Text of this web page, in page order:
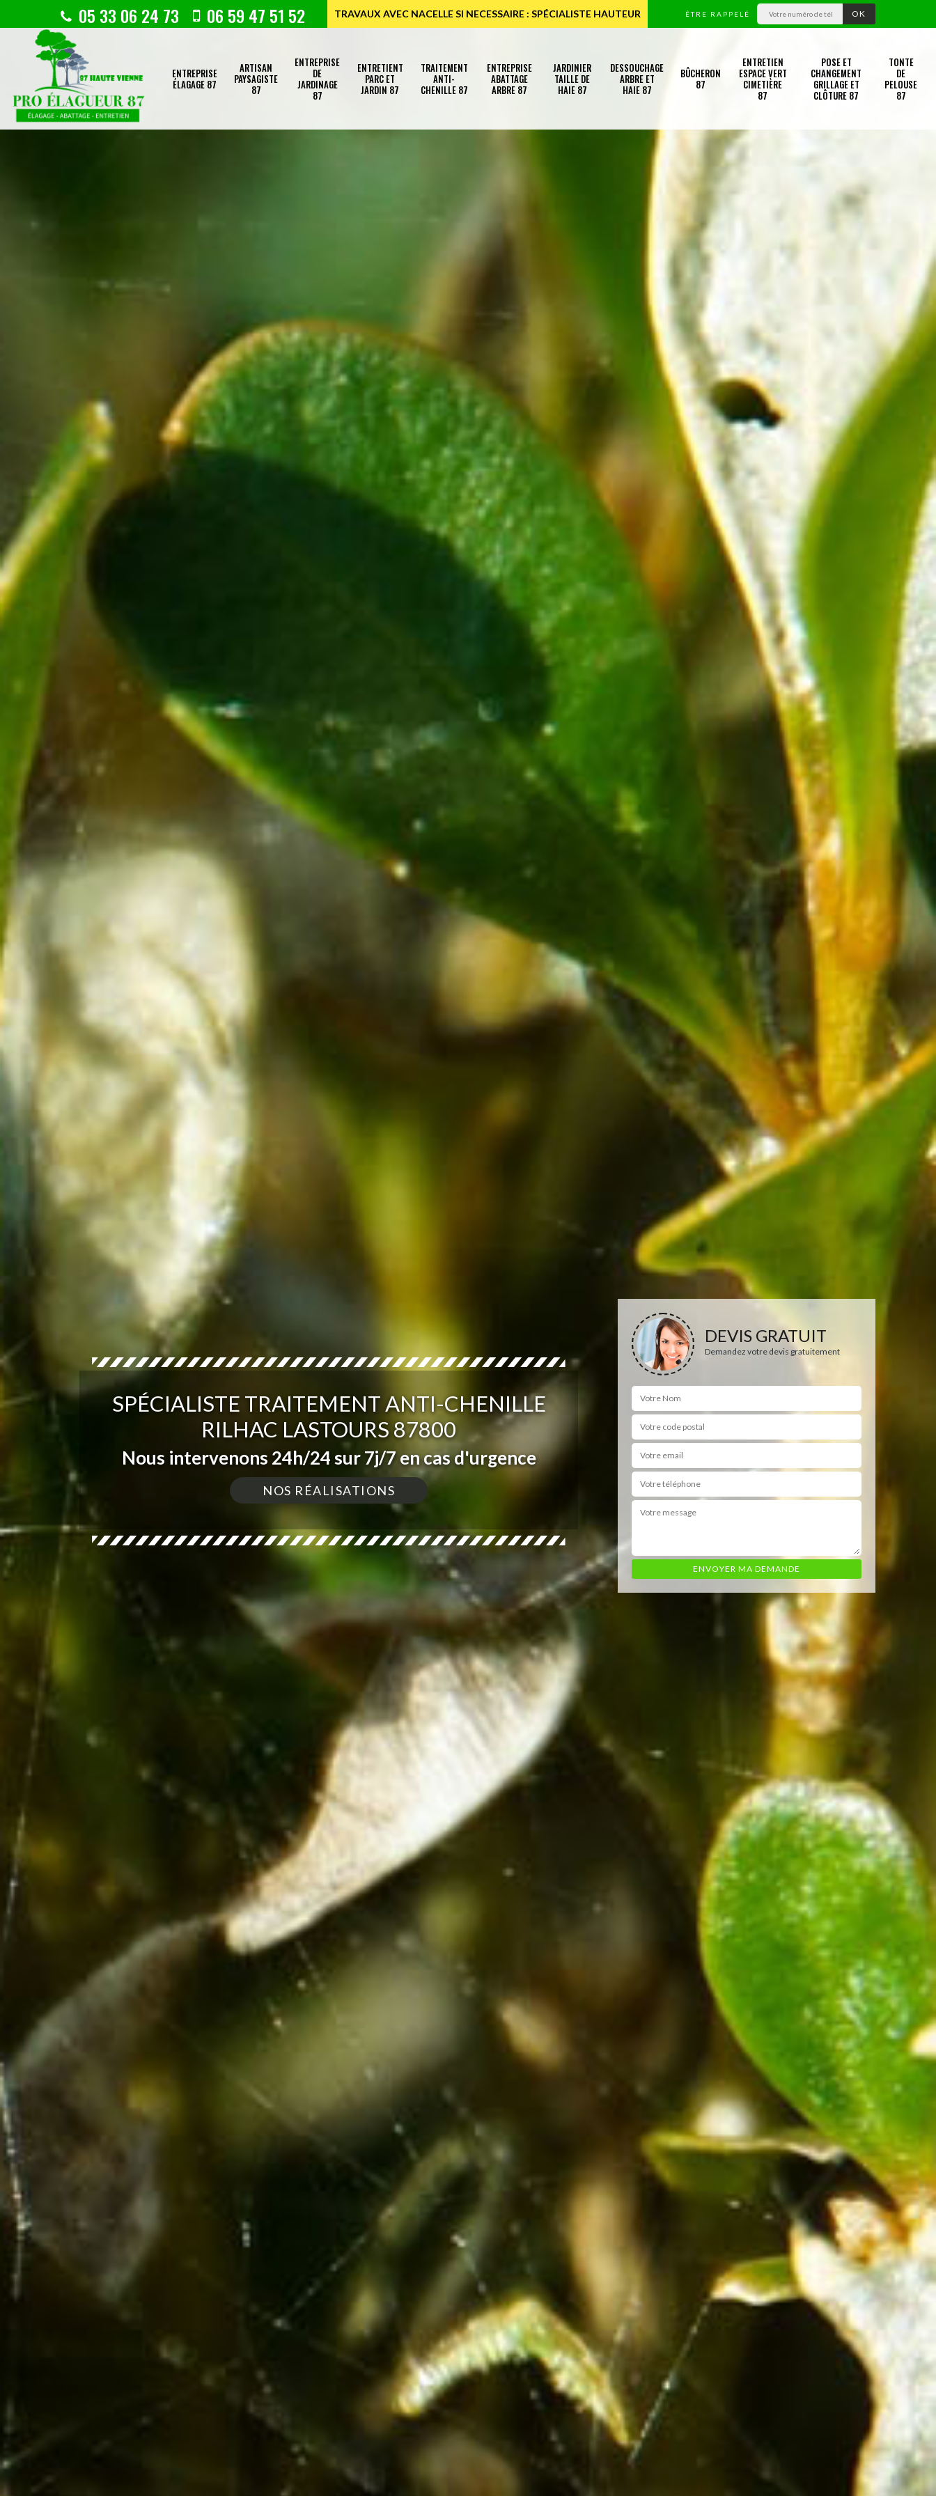
05 33 06 24 73 06 59 47 51 52 TRAVAUX AVEC NACELLE SI NECESSAIRE : SPÉCIALISTE HAUTEUR ÊTRE RAPPELÉ
ENTREPRISE
ÉLAGAGE 87
ARTISAN
PAYSAGISTE
87
ENTREPRISE
DE
JARDINAGE
87
ENTRETIENT
PARC ET
JARDIN 87
TRAITEMENT
ANTI-
CHENILLE 87
ENTREPRISE
ABATTAGE
ARBRE 87
JARDINIER
TAILLE DE
HAIE 87
DESSOUCHAGE
ARBRE ET
HAIE 87
BÛCHERON
87
ENTRETIEN
ESPACE VERT
CIMETIÈRE
87
POSE ET
CHANGEMENT
GRILLAGE ET
CLÔTURE 87
TONTE
DE
PELOUSE
87
SPÉCIALISTE TRAITEMENT ANTI-CHENILLE
RILHAC LASTOURS 87800
Nous intervenons 24h/24 sur 7j/7 en cas d'urgence
NOS RÉALISATIONS
DEVIS GRATUIT
Demandez votre devis gratuitement